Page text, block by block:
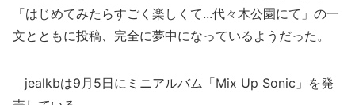
「はじめてみたらすごく楽しくて...代々木公園にて」の一
文とともに投稿、完全に夢中になっているようだった。
jealkbは9月5日にミニアルバム「Mix Up Sonic」を発